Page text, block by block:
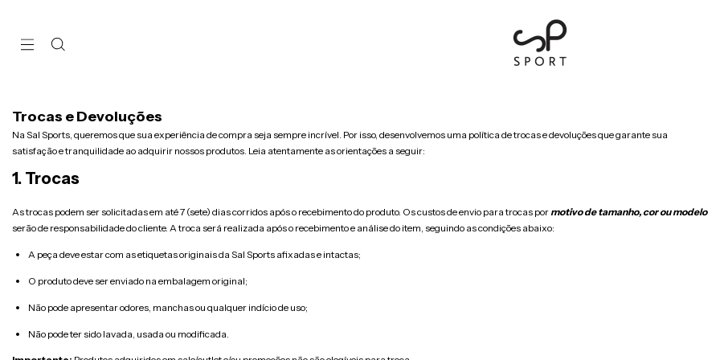
Trocas e Devoluções
Na Sal Sports, queremos que sua experiência de compra seja sempre incrível. Por isso, desenvolvemos uma política de trocas e devoluções que garante sua
satisfação e tranquilidade ao adquirir nossos produtos. Leia atentamente as orientações a seguir:
1. Trocas
As trocas podem ser solicitadas em até 7 (sete) dias corridos após o recebimento do produto. Os custos de envio para trocas pormotivo de tamanho, cor ou modelo
serão de responsabilidade do cliente. A troca será realizada após o recebimento e análise do item, seguindo as condições abaixo:
A peça deve estar com as etiquetas originais da Sal Sports afixadas e intactas;
O produto deve ser enviado na embalagem original;
Não pode apresentar odores, manchas ou qualquer indício de uso;
Não pode ter sido lavada, usada ou modificada.